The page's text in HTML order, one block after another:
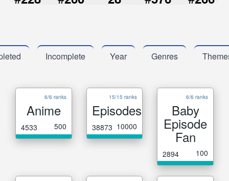
Incomplete Year Genres
6/6 ranks
Anime
4533 500
15/15 ranks
Episodes
38873 10000
6/6 ranks
Baby
Episode
Fan
2894 100